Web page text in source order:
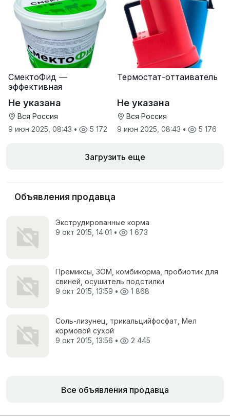
СмектоФид —
эффективная
антидиарейная
кормовая добавка для
телят
Не указана
Вся Россия
9 июн 2025, 08:43 • 5 172
Термостат-оттаиватель
Не указана
Вся Россия
9 июн 2025, 08:43 • 5 176
Загрузить еще
Объявления продавца
Экструдированные корма
9 окт 2015, 14:01 • 1 673
Премиксы, ЗОМ, комбикорма, пробиотик для
свиней, осушитель подстилки
9 окт 2015, 13:59 • 1 868
Соль-лизунец, трикальцийфосфат, Мел
кормовой сухой
9 окт 2015, 13:56 • 2 445
Все объявления продавца